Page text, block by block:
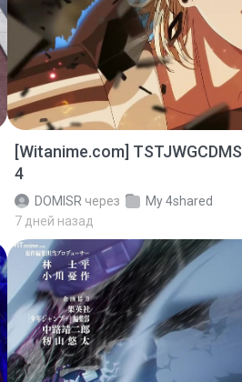
[Witanime.com]
4
DOMISR через
My 4shared
7 дней назад